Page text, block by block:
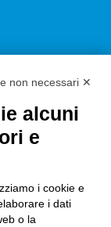
Italy –
–
non necessari ✕
alcuni
e
i cookie e
i dati
o la